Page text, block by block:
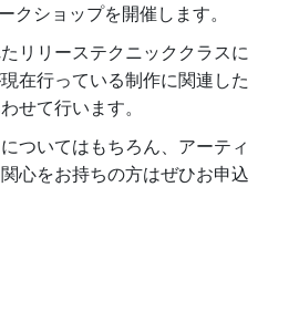
クショップを開催します。
リリーステクニッククラスに
在行っている制作に関連した
せて行います。
ついてはもちろん、アーティ
心をお持ちの方はぜひお申込